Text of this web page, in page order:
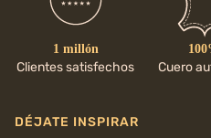
1 millón
Clientes satisfechos Cuero
DÉJATE INSPIRAR